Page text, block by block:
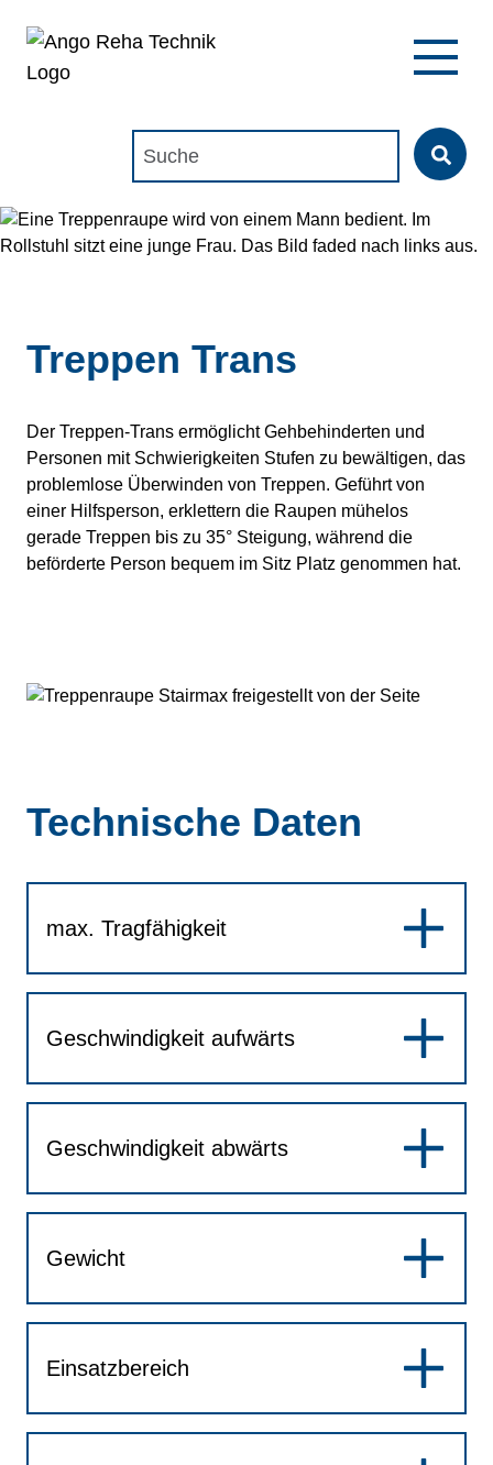
Suchen nach:
Treppen Trans
Der Treppen-Trans ermöglicht Gehbehinderten und
Personen mit Schwierigkeiten Stufen zu bewältigen, das
problemlose Überwinden von Treppen. Geführt von
einer Hilfsperson, erklettern die Raupen mühelos
gerade Treppen bis zu 35° Steigung, während die
beförderte Person bequem im Sitz Platz genommen hat.
Technische Daten
max. Tragfähigkeit
Geschwindigkeit aufwärts
Geschwindigkeit abwärts
Gewicht
Einsatzbereich